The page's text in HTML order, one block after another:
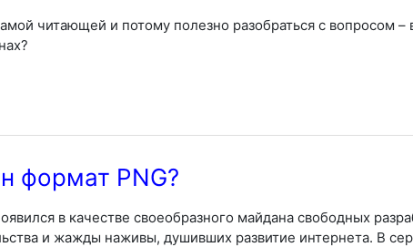
читающей и потому полезно разобраться с вопросом
формат PNG?
в качестве своеобразного майдана свободных
и жажды наживы, душивших развитие интернета. В